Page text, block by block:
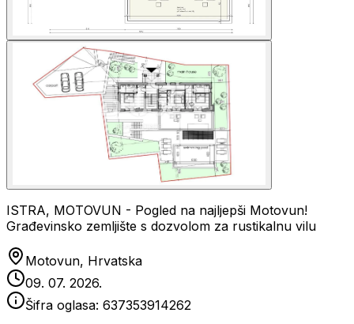
ISTRA, MOTOVUN - Pogled na najljepši Motovun!
Građevinsko zemljište s dozvolom za rustikalnu vilu
Motovun, Hrvatska
09. 07. 2026.
Šifra oglasa: 637353914262